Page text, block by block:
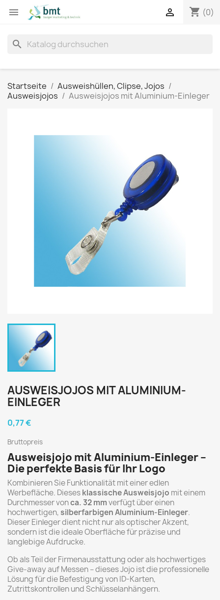
 shopping_cart (0)

search
Startseite
Ausweishüllen, Clipse, Jojos
Ausweisjojos
Ausweisjojos mit Aluminium-Einleger
AUSWEISJOJOS MIT ALUMINIUM-
EINLEGER
0,77 €
Bruttopreis
Ausweisjojo mit Aluminium-Einleger –
Die perfekte Basis für Ihr Logo
Kombinieren Sie Funktionalität mit einer edlen
Werbefläche. Diesesklassische Ausweisjojo mit einem
Durchmesser vonca. 32 mmverfügt über einen
hochwertigen,silberfarbigen Aluminium-Einleger.
Dieser Einleger dient nicht nur als optischer Akzent,
sondern ist die ideale Oberfläche für präzise und
langlebige Aufdrucke.
Ob als Teil der Firmenausstattung oder als hochwertiges
Give-away auf Messen – dieses Jojo ist die professionelle
Lösung für die Befestigung von ID-Karten,
Zutrittskontrollen und Schlüsselanhängern.